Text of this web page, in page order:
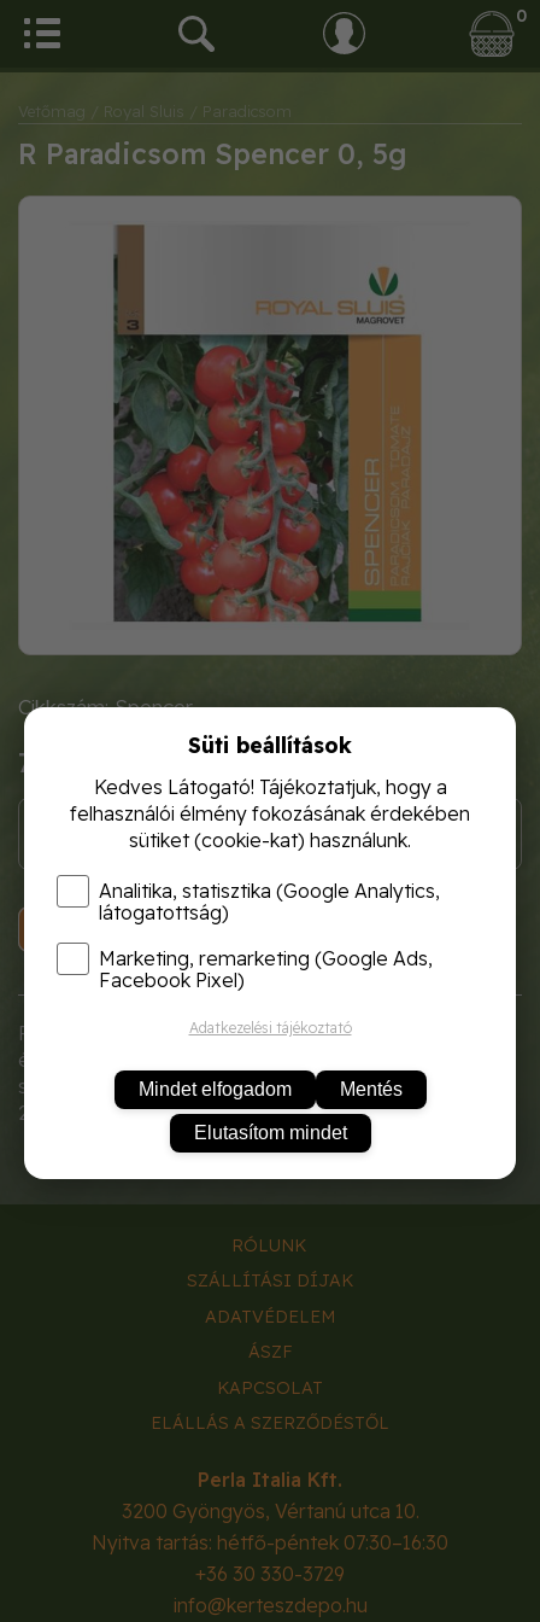
0
Vetőmag / Royal Sluis / Paradicsom
R Paradicsom Spencer 0, 5g
Cikkszám: Spencer
780 Ft
KOSÁRBA
Folytonnövő koktélparadicsom hajtatásra
és szabadföldi termesztésre. Kiváló ízű, nem
savas, jól tárolható. Bogyója 25-35 g. (kb.
200-250 szemet tart.)
RÓLUNK
SZÁLLÍTÁSI DÍJAK
ADATVÉDELEM
ÁSZF
KAPCSOLAT
ELÁLLÁS A SZERZŐDÉSTŐL
Perla Italia Kft.
3200 Gyöngyös, Vértanú utca 10.
Nyitva tartás: hétfő-péntek 07:30–16:30
+36 30 330-3729
info@kerteszdepo.hu
Süti beállítások
Kedves Látogató! Tájékoztatjuk, hogy a
felhasználói élmény fokozásának érdekében
sütiket (cookie-kat) használunk.
Analitika, statisztika (Google Analytics,
látogatottság)
Marketing, remarketing (Google Ads,
Facebook Pixel)
Adatkezelési tájékoztató
Mindet elfogadom Mentés
Elutasítom mindet